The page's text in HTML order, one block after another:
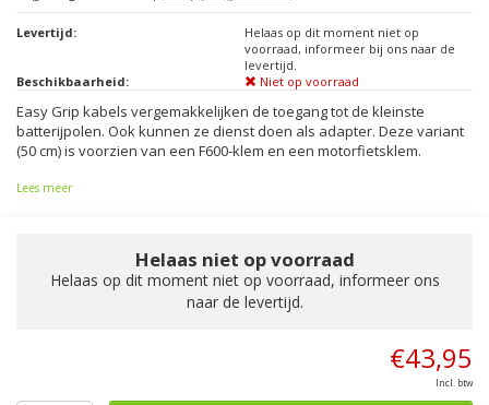
Levertijd:
Helaas op dit moment niet op
voorraad, informeer bij ons naar de
levertijd.
Beschikbaarheid:
Niet op voorraad
Easy Grip kabels vergemakkelijken de toegang tot de kleinste
batterijpolen. Ook kunnen ze dienst doen als adapter. Deze variant
(50 cm) is voorzien van een F600-klem en een motorfietsklem.
Lees meer
Helaas niet op voorraad
Helaas op dit moment niet op voorraad, informeer ons
naar de levertijd.
€43,95
Incl. btw